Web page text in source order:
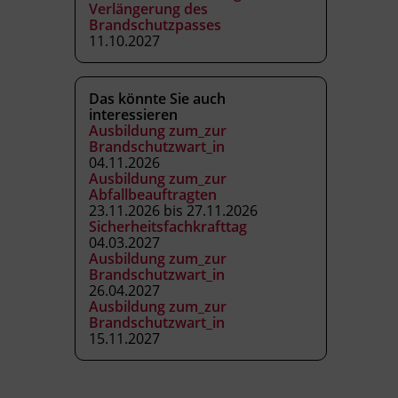
Verlängerung des
Brandschutzpasses
11.10.2027
Das könnte Sie auch
interessieren
Ausbildung zum_zur
Brandschutzwart_in
04.11.2026
Ausbildung zum_zur
Abfallbeauftragten
23.11.2026 bis 27.11.2026
Sicherheitsfachkrafttag
04.03.2027
Ausbildung zum_zur
Brandschutzwart_in
26.04.2027
Ausbildung zum_zur
Brandschutzwart_in
15.11.2027